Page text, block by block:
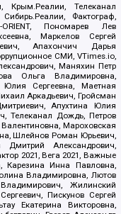
Крым.Реалии, Телеканал
Фактограф,
Пономарев Лев
Маркелов Сергей
Апахончич Дарья
СМИ, VTimes.io,
Маняхин Петр
Ольга Владимировна,
Сергеевна, Маетная
Аркадьевич, Гройсман
Апухтина Юлия
Телеканал Дождь, Петров
Мароховская
Шлейнов Роман Юрьевич,
Александрович,
2021, Вега 2021, Важные
Карезина Инна Павловна,
Владимировна, Лютов
Жилинский
Пискунов Сергей
Екатерина Викторовна,